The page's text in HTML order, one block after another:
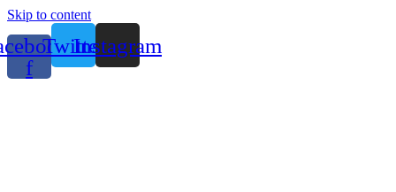
Skip to content
f
TwitterInstagram